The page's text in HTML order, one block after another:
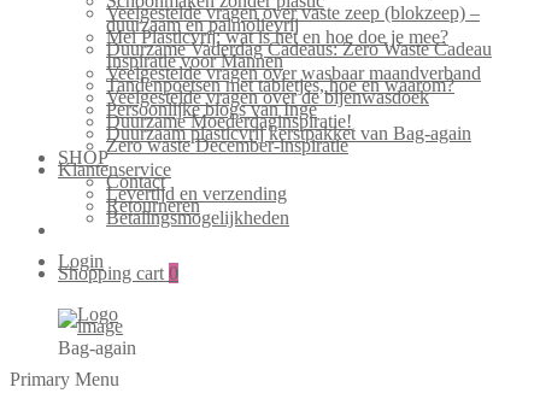
Veelgestelde vragen over vaste zeep (blokzeep) –
duurzaam en palmolievrij
Mei Plasticvrij: wat is het en hoe doe je mee?
Duurzame Vaderdag Cadeaus: Zero Waste Cadeau
Inspiratie voor Mannen
Veelgestelde vragen over wasbaar maandverband
Tandenpoetsen met tabletjes, hoe en waarom?
Veelgestelde vragen over de bijenwasdoek
Persoonlijke blogs van Inge
Duurzame Moederdaginspiratie!
Duurzaam plasticvrij kerstpakket van Bag-again
Zero waste December-inspiratie
SHOP
Klantenservice
Contact
Levertijd en verzending
Retourneren
Betalingsmogelijkheden
Login
Shopping cart 0
Bag-again
Primary Menu